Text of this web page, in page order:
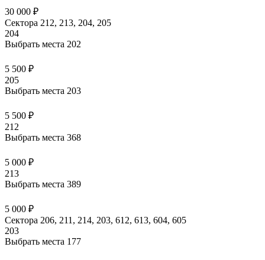
30 000 ₽
Сектора 212, 213, 204, 205
204
Выбрать места 202
5 500 ₽
205
Выбрать места 203
5 500 ₽
212
Выбрать места 368
5 000 ₽
213
Выбрать места 389
5 000 ₽
Сектора 206, 211, 214, 203, 612, 613, 604, 605
203
Выбрать места 177